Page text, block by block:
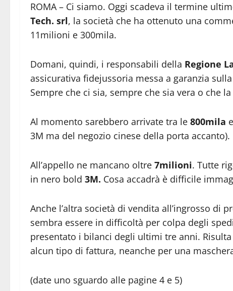
ROMA – Ci siamo. Oggi scadeva il termine
Tech. srl, la società che ha ottenuto una
11milioni e 300mila.
Domani, quindi, i responsabili della Regione
assicurativa fidejussoria messa a garanzia
Sempre che ci sia, sempre che sia vera o che
Al momento sarebbero arrivate tra le 800mila
3M ma del negozio cinese della porta accanto).
All’appello ne mancano oltre 7milioni. Tutte
in nero bold 3M. Cosa accadrà è difficile
Anche l’altra società di vendita all’ingrosso di
sembra essere in difficoltà per colpa degli
presentato i bilanci degli ultimi tre anni.
alcun tipo di fattura, neanche per una
(date uno sguardo alle pagine 4 e 5)